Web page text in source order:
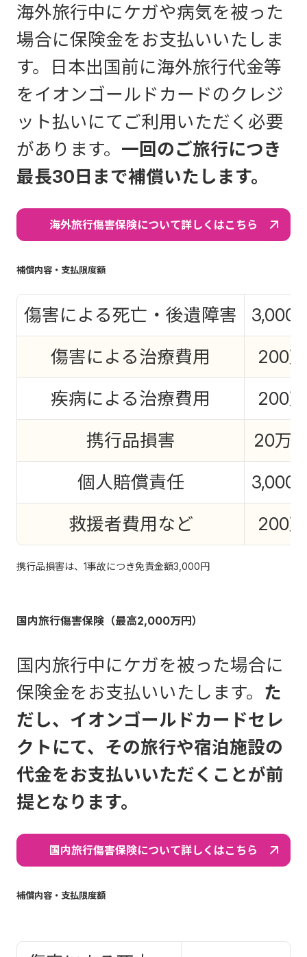
海外旅行中にケガや病気を被った
場合に保険金をお支払いいたしま
す。日本出国前に海外旅行代金等
をイオンゴールドカードのクレジ
ット払いにてご利用いただく必要
があります。 一回のご旅行につき
最長30日まで補償いたします。
海外旅行傷害保険について詳しくはこちら
補償内容・支払限度額
傷害による死亡・後遺障害
3,000
傷害による治療費用
200
疾病による治療費用
200
携行品損害
20万
個人賠償責任
3,000
救援者費用など
200
携行品損害は、1事故につき免責金額3,000円
国内旅行傷害保険（最高2,000万円）
国内旅行中にケガを被った場合に
保険金をお支払いいたします。 た
だし、イオンゴールドカードセレ
クトにて、その旅行や宿泊施設の
代金をお支払いいただくことが前
提となります。
国内旅行傷害保険について詳しくはこちら
補償内容・支払限度額